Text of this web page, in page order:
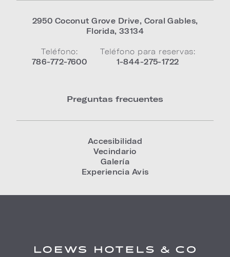
2950 Coconut Grove Drive, Coral Gables,
Florida, 33134
Teléfono:
786-772-7600
Teléfono para reservas:
1-844-275-1722
Preguntas frecuentes
Accesibilidad
Vecindario
Galería
Experiencia Avis